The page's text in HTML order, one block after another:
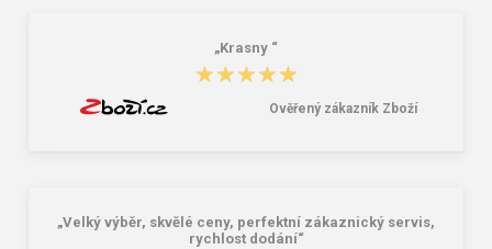
„Krasny “
★★★★★
★★★★★
Ověřený zákazník Zboží
„Velký výběr, skvělé ceny, perfektní zákaznický servis,
rychlost dodání“